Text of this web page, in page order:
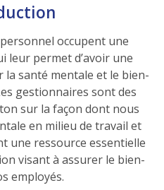
occupent une
leur permet d’avoir une
la santé mentale et le bien-
gestionnaires sont des
sur la façon dont nous
en milieu de travail et
une ressource essentielle
visant à assurer le bien-
employés.